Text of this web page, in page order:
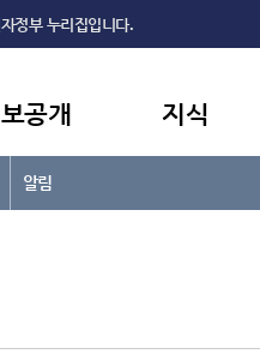
정부 누리집입니다.
공개 지식
알림